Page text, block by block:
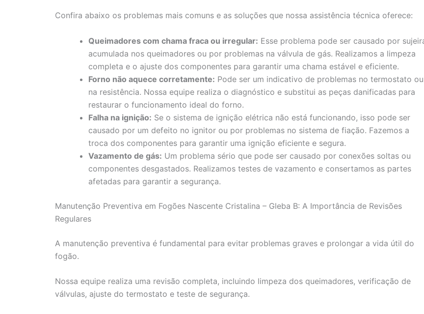
Confira abaixo os problemas mais comuns e as soluções que nossa assistência técnica oferece:
Queimadores com chama fraca ou irregular: Esse problema pode ser causado por
acumulada nos queimadores ou por problemas na válvula de gás. Realizamos a limpeza
completa e o ajuste dos componentes para garantir uma chama estável e eficiente.
Forno não aquece corretamente: Pode ser um indicativo de problemas no termostato ou
na resistência. Nossa equipe realiza o diagnóstico e substitui as peças danificadas para
restaurar o funcionamento ideal do forno.
Falha na ignição: Se o sistema de ignição elétrica não está funcionando, isso pode ser
causado por um defeito no ignitor ou por problemas no sistema de fiação. Fazemos a
troca dos componentes para garantir uma ignição eficiente e segura.
Vazamento de gás: Um problema sério que pode ser causado por conexões soltas ou
componentes desgastados. Realizamos testes de vazamento e consertamos as partes
afetadas para garantir a segurança.
Manutenção Preventiva em Fogões Nascente Cristalina – Gleba B: A Importância de Revisões
Regulares
A manutenção preventiva é fundamental para evitar problemas graves e prolongar a vida útil do
fogão.
Nossa equipe realiza uma revisão completa, incluindo limpeza dos queimadores, verificação de
válvulas, ajuste do termostato e teste de segurança.